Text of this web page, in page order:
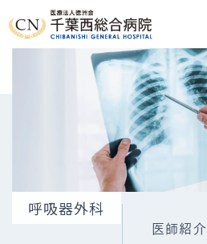
呼吸器外科
医師紹介